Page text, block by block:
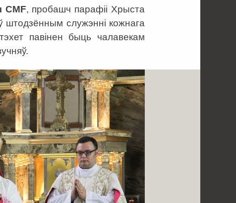
CMF, пробашч парафіі Хрыста
штодзённым служэнні кожнага
павінен быць чалавекам